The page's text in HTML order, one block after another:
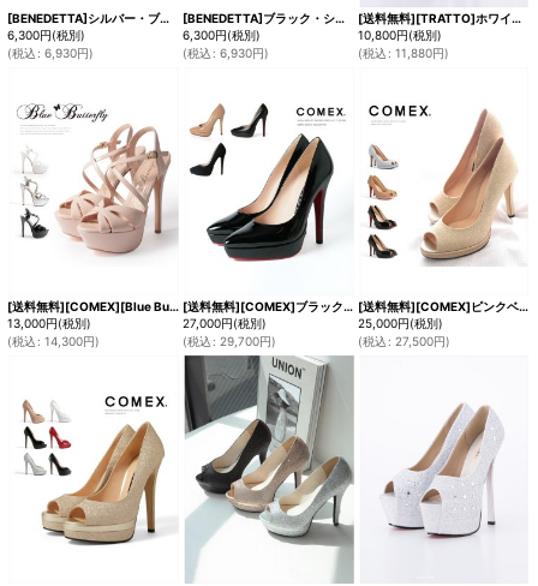
[BENEDETTA]シルバー・ブラック・オープントゥ・アンクルストラップ・ビジュー・ラメ・12.5cm・ハイヒール・パンプス[即日発送]
6,300円(税別)
(税込 : 6,930円)
[BENEDETTA]ブラック・シルバー・オープントゥ・アンクルストラップ・ビジュー・ラメ・12.5cm・ハイヒール・パンプス[即日発送]
6,300円(税別)
(税込 : 6,930円)
[送料無料][TRATTO]ホワイト・クリア・オープントゥ・ストラップ・厚底・サンダル[即日発送]
10,800円(税別)
(税込 : 11,880円)
[送料無料][COMEX][Blue Buterfly]ブルーバタフライ・ピンクベージュ・ホワイト・シルバー・ブラック・ピンヒール・プラットフォーム・甲ストラップ・オープントゥ・ハイヒール・厚底・16cmヒール・ストラップ・サンダル[大きいサイズあり]
13,000円(税別)
(税込 : 14,300円)
[送料無料][COMEX]ブラック・ブラックスエード・ピンクベージュエナメル・ブラックエナメル・ポインテッドトゥ・ピンヒール・ヒール13cm・本革・厚底・プラットフォーム・パンプス[大きいサイズあり]
27,000円(税別)
(税込 : 29,700円)
[送料無料][COMEX]ピンクベージュエナメル・ブラックエナメル・オープントゥ・ピンヒール・エナメル・厚底・ラメ・ハイヒール・ヒール10cm・パンプス[大きいサイズあり]
25,000円(税別)
(税込 : 27,500円)